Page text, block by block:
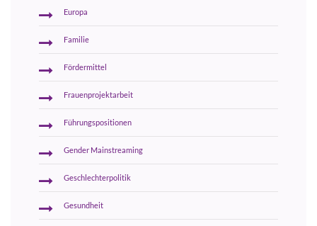
Europa
Familie
Fördermittel
Frauenprojektarbeit
Führungspositionen
Gender Mainstreaming
Geschlechterpolitik
Gesundheit